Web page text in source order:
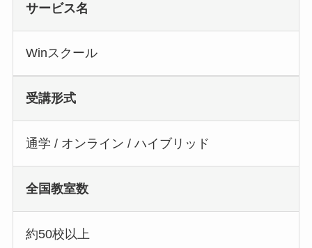
サービス名
Winスクール
受講形式
通学 / オンライン / ハイブリッド
全国教室数
約50校以上